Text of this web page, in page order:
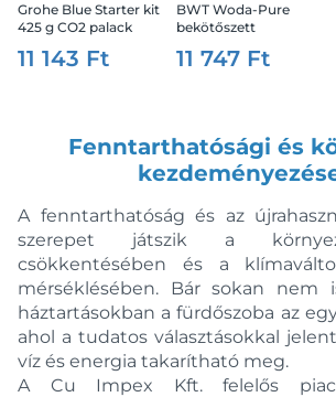
Grohe Blue Starter kit
425 g CO2 palack
11 143 Ft
BWT Woda-Pure
bekötőszett
11 747 Ft
Fenntarthatósági és
A fenntarthatóság és az
szerepet játszik a
csökkentésében és a
mérséklésében. Bár sokan nem
háztartásokban a fürdőszoba az
ahol a tudatos választásokkal
víz és energia takarítható meg.
A Cu Impex Kft. felelős piaci